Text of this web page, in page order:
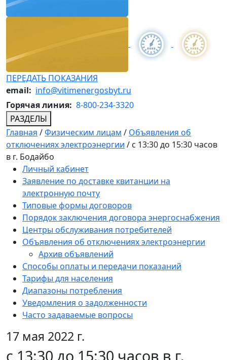
ПЕРЕДАТЬ ПОКАЗАНИЯ
email: info@vitimenergosbyt.ru
Горячая линия: 8-800-234-3320
РАЗДЕЛЫ
Главная /Физическим лицам / Объявления об
отключениях электроэнергии / с 13:30 до 15:30 часов
в г. Бодайбо
Личный кабинет
Заявление по доставке квитанции на
электронную почту
Типовые формы договоров
Порядок заключения договора энергоснабжения
Центры обслуживания потребителей
Объявления об отключениях электроэнергии
Архив объявлений
Способы оплаты и передачи показаний
Тарифы для населения
Диапазоны потребления
Уведомления о задолженности
Часто задаваемые вопросы
17 мая 2022 г.
с 13:30 до 15:30 часов в г.